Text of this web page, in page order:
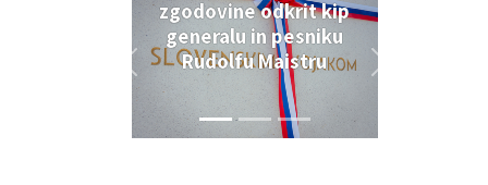
zgodovine odkrit kip
generalu in pesniku
Rudolfu Maistru